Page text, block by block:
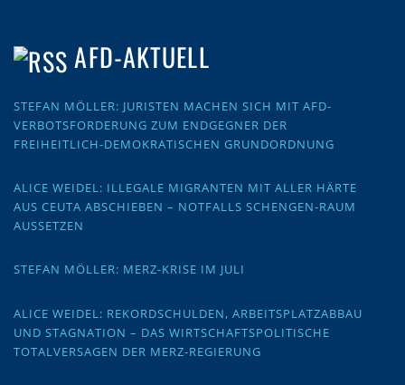
AFD-AKTUELL
STEFAN MÖLLER: JURISTEN MACHEN SICH MIT AFD-
VERBOTSFORDERUNG ZUM ENDGEGNER DER
FREIHEITLICH-DEMOKRATISCHEN GRUNDORDNUNG
ALICE WEIDEL: ILLEGALE MIGRANTEN MIT ALLER HÄRTE
AUS CEUTA ABSCHIEBEN – NOTFALLS SCHENGEN-RAUM
AUSSETZEN
STEFAN MÖLLER: MERZ-KRISE IM JULI
ALICE WEIDEL: REKORDSCHULDEN, ARBEITSPLATZABBAU
UND STAGNATION – DAS WIRTSCHAFTSPOLITISCHE
TOTALVERSAGEN DER MERZ-REGIERUNG